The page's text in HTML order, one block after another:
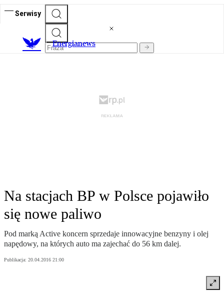
Serwisy
Energianews
Na stacjach BP w Polsce pojawiło
się nowe paliwo
Pod marką Active koncern sprzedaje innowacyjne benzyny i olej
napędowy, na których auto ma zajechać do 56 km dalej.
Publikacja: 20.04.2016 21:00